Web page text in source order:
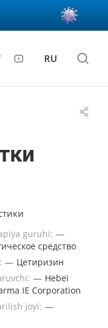
RU
guruhi: —
средство
— Цетиризин
— Hebei
IE Corporation
joyi: —